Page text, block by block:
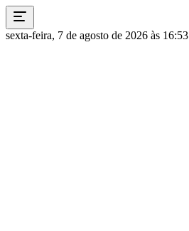
sexta-feira, 7 de agosto de 2026 às 16:53